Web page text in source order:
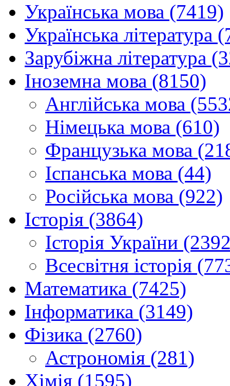
Українська мова (7419)
Українська література
Зарубіжна література
Іноземна мова (8150)
Англійська мова
Німецька мова (610)
Французька мова
Іспанська мова (44)
Російська мова (922)
Історія (3864)
Історія України
Всесвітня історія
Математика (7425)
Інформатика (3149)
Фізика (2760)
Астрономія (281)
Хімія (1595)